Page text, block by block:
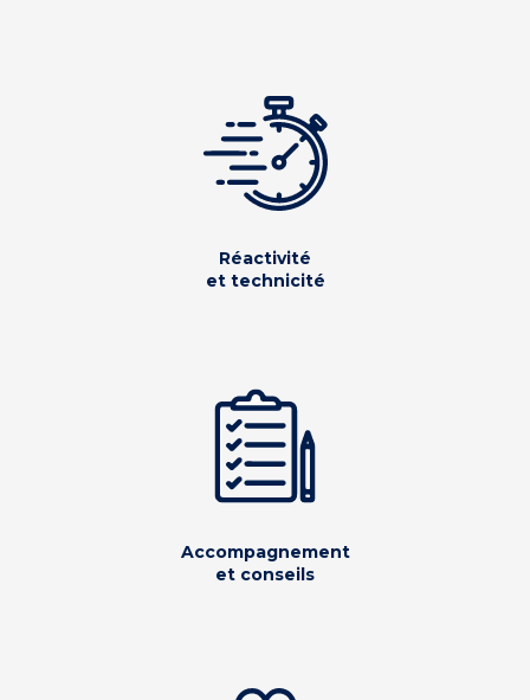
Réactivité
et technicité
Accompagnement
et conseils